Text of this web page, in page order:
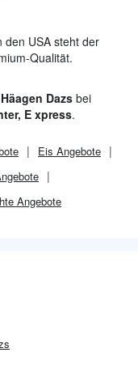
den USA steht der
Qualität.
und
und ein
Häagen Dazs bei
E xpress.
Eis Angebote
Angebote